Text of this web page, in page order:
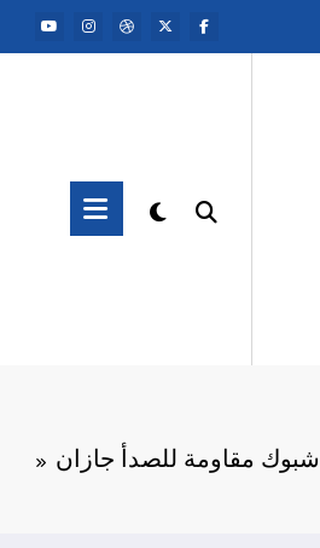
شبوك مقاومة للصدأ جازان